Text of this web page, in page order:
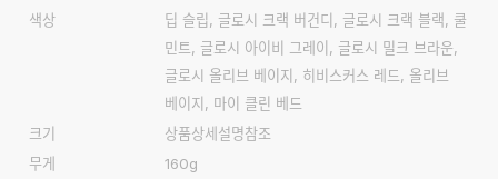
색상
딥 슬립, 글로시 크랙 버건디, 글로시 크랙 블랙, 쿨
민트, 글로시 아이비 그레이, 글로시 밀크 브라운,
글로시 올리브 베이지, 히비스커스 레드, 올리브
베이지, 마이 클린 베드
크기
상품상세설명참조
무게
160g